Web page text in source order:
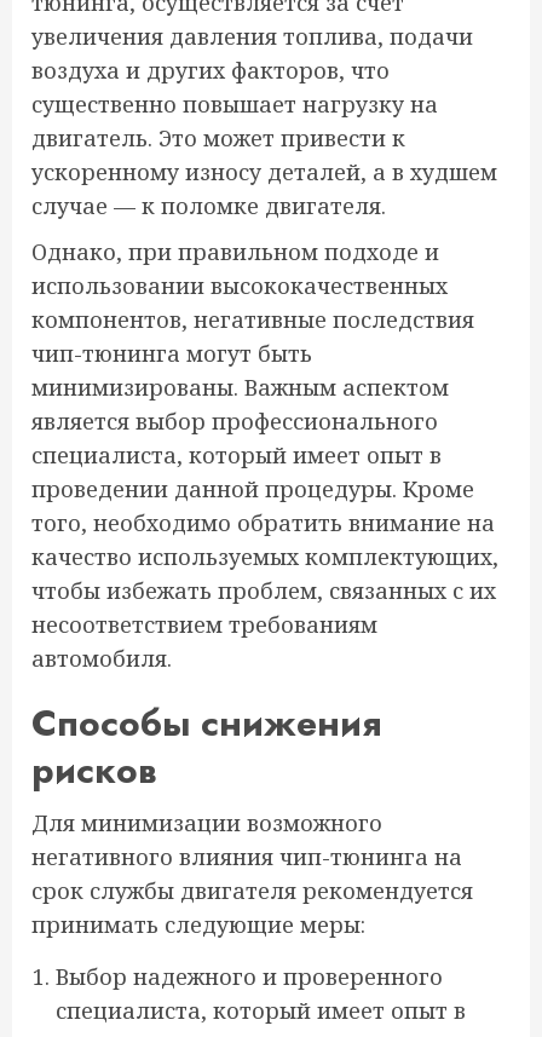
увеличения давления топлива, подачи
воздуха и других факторов, что
существенно повышает нагрузку на
двигатель. Это может привести к
ускоренному износу деталей, а в худшем
случае — к поломке двигателя.
Однако, при правильном подходе и
использовании высококачественных
компонентов, негативные последствия
чип-тюнинга могут быть
минимизированы. Важным аспектом
является выбор профессионального
специалиста, который имеет опыт в
проведении данной процедуры. Кроме
того, необходимо обратить внимание на
качество используемых комплектующих,
чтобы избежать проблем, связанных с их
несоответствием требованиям
автомобиля.
Способы снижения
рисков
Для минимизации возможного
негативного влияния чип-тюнинга на
срок службы двигателя рекомендуется
принимать следующие меры:
Выбор надежного и проверенного
специалиста, который имеет опыт в